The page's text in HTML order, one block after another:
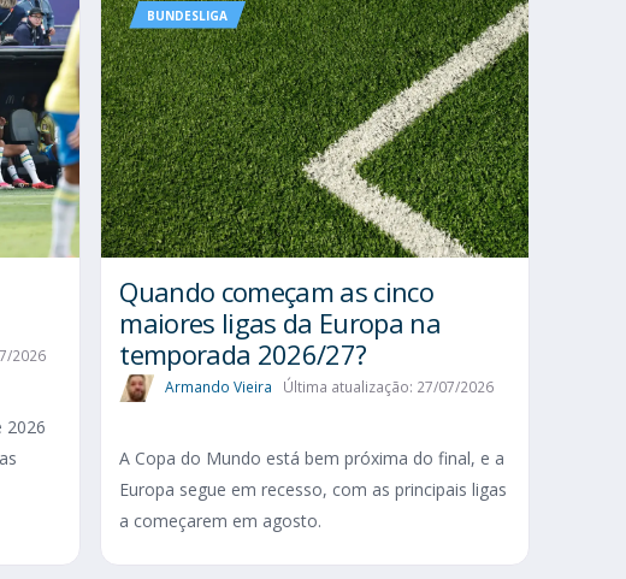
2026
2026
BUNDESLIGA
Quando começam as cinco
maiores ligas da Europa na
temporada 2026/27?
Armando Vieira Última atualização: 27/07/2026
A Copa do Mundo está bem próxima do final, e a
Europa segue em recesso, com as principais ligas
a começarem em agosto.